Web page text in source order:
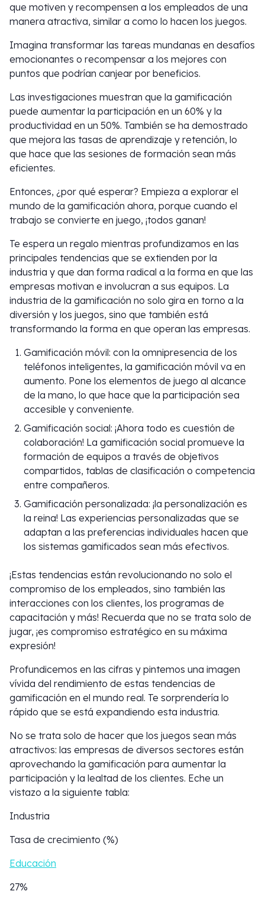
que motiven y recompensen a los empleados de una
manera atractiva, similar a como lo hacen los juegos.
Imagina transformar las tareas mundanas en desafíos
emocionantes o recompensar a los mejores con
puntos que podrían canjear por beneficios.
Las investigaciones muestran que la gamificación
puede aumentar la participación en un 60% y la
productividad en un 50%. También se ha demostrado
que mejora las tasas de aprendizaje y retención, lo
que hace que las sesiones de formación sean más
eficientes.
Entonces, ¿por qué esperar? Empieza a explorar el
mundo de la gamificación ahora, porque cuando el
trabajo se convierte en juego, ¡todos ganan!
Te espera un regalo mientras profundizamos en las
principales tendencias que se extienden por la
industria y que dan forma radical a la forma en que las
empresas motivan e involucran a sus equipos. La
industria de la gamificación no solo gira en torno a la
diversión y los juegos, sino que también está
transformando la forma en que operan las empresas.
Gamificación móvil: con la omnipresencia de los
teléfonos inteligentes, la gamificación móvil va en
aumento. Pone los elementos de juego al alcance
de la mano, lo que hace que la participación sea
accesible y conveniente.
Gamificación social: ¡Ahora todo es cuestión de
colaboración! La gamificación social promueve la
formación de equipos a través de objetivos
compartidos, tablas de clasificación o competencia
entre compañeros.
Gamificación personalizada: ¡la personalización es
la reina! Las experiencias personalizadas que se
adaptan a las preferencias individuales hacen que
los sistemas gamificados sean más efectivos.
¡Estas tendencias están revolucionando no solo el
compromiso de los empleados, sino también las
interacciones con los clientes, los programas de
capacitación y más! Recuerda que no se trata solo de
jugar, ¡es compromiso estratégico en su máxima
expresión!
Profundicemos en las cifras y pintemos una imagen
vívida del rendimiento de estas tendencias de
gamificación en el mundo real. Te sorprendería lo
rápido que se está expandiendo esta industria.
No se trata solo de hacer que los juegos sean más
atractivos: las empresas de diversos sectores están
aprovechando la gamificación para aumentar la
participación y la lealtad de los clientes. Eche un
vistazo a la siguiente tabla:
Industria
Tasa de crecimiento (%)
Educación
27%